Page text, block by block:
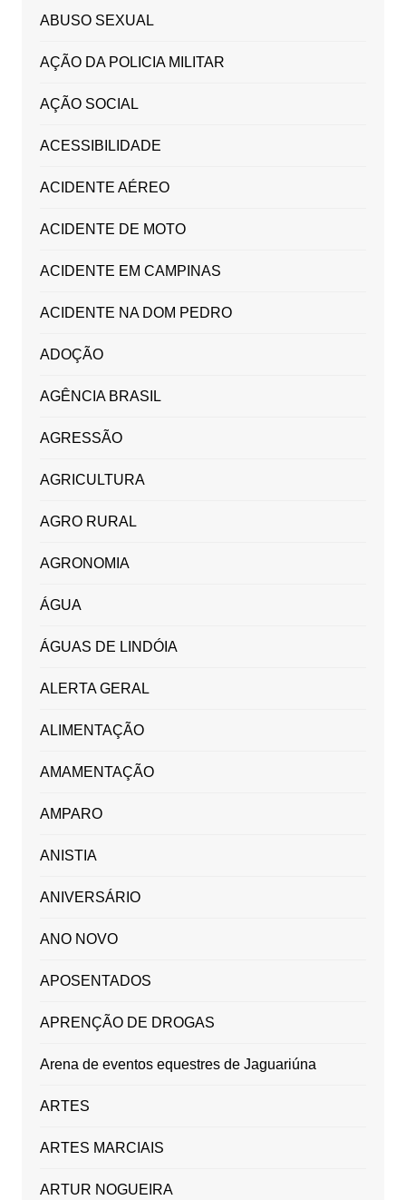
ABUSO SEXUAL
AÇÃO DA POLICIA MILITAR
AÇÃO SOCIAL
ACESSIBILIDADE
ACIDENTE AÉREO
ACIDENTE DE MOTO
ACIDENTE EM CAMPINAS
ACIDENTE NA DOM PEDRO
ADOÇÃO
AGÊNCIA BRASIL
AGRESSÃO
AGRICULTURA
AGRO RURAL
AGRONOMIA
ÁGUA
ÁGUAS DE LINDÓIA
ALERTA GERAL
ALIMENTAÇÃO
AMAMENTAÇÃO
AMPARO
ANISTIA
ANIVERSÁRIO
ANO NOVO
APOSENTADOS
APRENÇÃO DE DROGAS
Arena de eventos equestres de Jaguariúna
ARTES
ARTES MARCIAIS
ARTUR NOGUEIRA